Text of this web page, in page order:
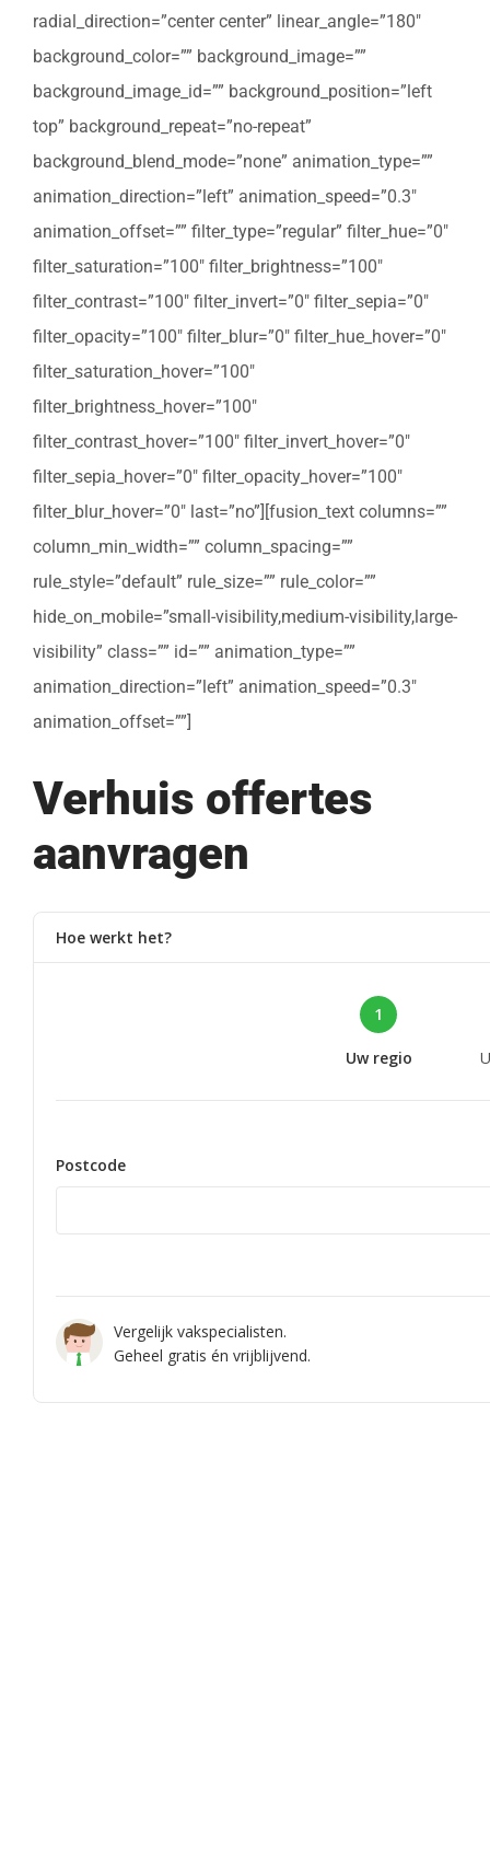
radial_direction=”center center” linear_angle=”180″
background_color=”” background_image=””
background_image_id=”” background_position=”left
top” background_repeat=”no-repeat”
background_blend_mode=”none” animation_type=””
animation_direction=”left” animation_speed=”0.3″
animation_offset=”” filter_type=”regular” filter_hue=”0″
filter_saturation=”100″ filter_brightness=”100″
filter_contrast=”100″ filter_invert=”0″ filter_sepia=”0″
filter_opacity=”100″ filter_blur=”0″ filter_hue_hover=”0″
filter_saturation_hover=”100″
filter_brightness_hover=”100″
filter_contrast_hover=”100″ filter_invert_hover=”0″
filter_sepia_hover=”0″ filter_opacity_hover=”100″
filter_blur_hover=”0″ last=”no”][fusion_text columns=””
column_min_width=”” column_spacing=””
rule_style=”default” rule_size=”” rule_color=””
hide_on_mobile=”small-visibility,medium-visibility,large-
visibility” class=”” id=”” animation_type=””
animation_direction=”left” animation_speed=”0.3″
animation_offset=””]
Verhuis offertes
aanvragen